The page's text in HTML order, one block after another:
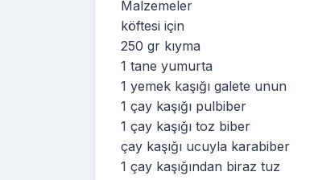
Malzemeler
köftesi için
250 gr kıyma
1 tane yumurta
1 yemek kaşığı galete unun
1 çay kaşığı pulbiber
1 çay kaşığı toz biber
çay kaşığı ucuyla karabiber
1 çay kaşığından biraz tuz